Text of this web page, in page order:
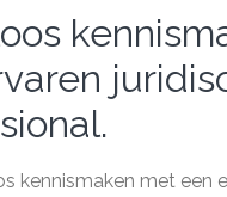
kennismaken met een